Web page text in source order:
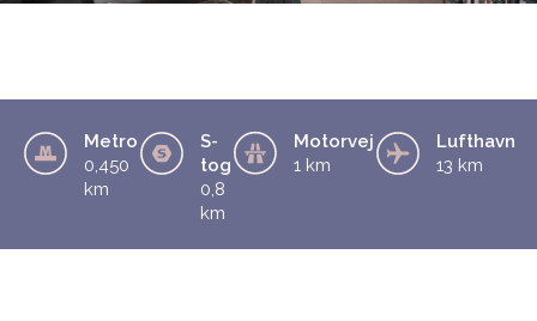
Metro
0,450
km
S-
tog
0,8
km
Motorvej
1 km
Lufthavn
13 km